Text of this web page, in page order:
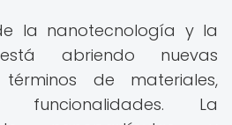
la nanotecnología y la
abriendo nuevas
de materiales,
funcionalidades. La